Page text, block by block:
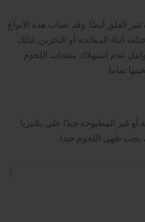
تثير القلق أيضًا. وقد تصاب هذه الأنواع
أثناء المعالجة أو التخزين. لذلك
عدم استهلاك منتجات اللحوم
تماما.
أو غير المطبوخة جيدًا على بكتيريا
يجب طهي اللحوم جيدا.